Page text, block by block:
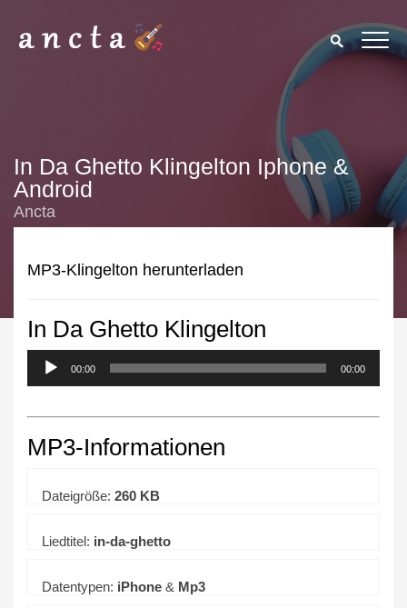
In Da Ghetto Klingelton Iphone &
Android
Ancta
MP3-Klingelton herunterladen
In Da Ghetto Klingelton
00:00 00:00
MP3-Informationen
Dateigröße: 260 KB
Liedtitel: in-da-ghetto
Datentypen: iPhone & Mp3
We use cookies to enhance your experience. By continuing to
visit this site you agree to our use of cookies.
Privacy Policy